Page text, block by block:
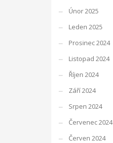
Únor 2025
Leden 2025
Prosinec 2024
Listopad 2024
Říjen 2024
Září 2024
Srpen 2024
Červenec 2024
Červen 2024